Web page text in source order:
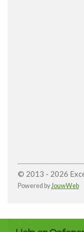
© 2013 - 2026
Powered byJouwWeb